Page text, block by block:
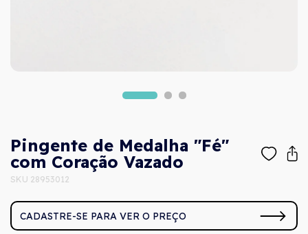
Pingente de Medalha "Fé"
com Coração Vazado
SKU 28953012
CADASTRE-SE PARA VER O PREÇO